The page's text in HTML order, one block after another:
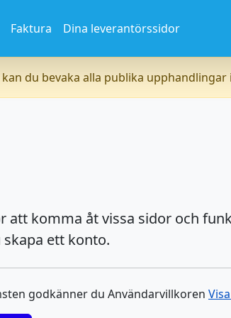
Faktura Dina leverantörssidor
kan du bevaka alla publika upphandlingar
att komma åt vissa sidor och
ett konto.
godkänner du Användarvillkoren